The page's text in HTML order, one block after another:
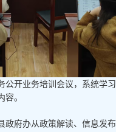
公开业务培训会议，系统学习
。
府办从政策解读、信息发布